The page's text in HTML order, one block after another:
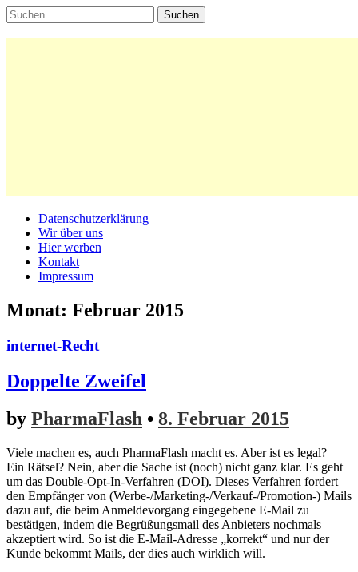
Suchen
nach:
Main
menu
Skip
content
Datenschutzerklärung
Wir über uns
Hier werben
Kontakt
Impressum
Monat: Februar 2015
internet-Recht
Doppelte Zweifel
by PharmaFlash • 8. Februar 2015
Viele machen es, auch PharmaFlash macht es. Aber ist es legal?
Ein Rätsel? Nein, aber die Sache ist (noch) nicht ganz klar. Es geht
um das Double-Opt-In-Verfahren (DOI). Dieses Verfahren fordert
den Empfänger von (Werbe-/Marketing-/Verkauf-/Promotion-) Mails
dazu auf, die beim Anmeldevorgang eingegebene E-Mail zu
bestätigen, indem die Begrüßungsmail des Anbieters nochmals
akzeptiert wird. So ist die E-Mail-Adresse „korrekt“ und nur der
Kunde bekommt Mails, der dies auch wirklich will.